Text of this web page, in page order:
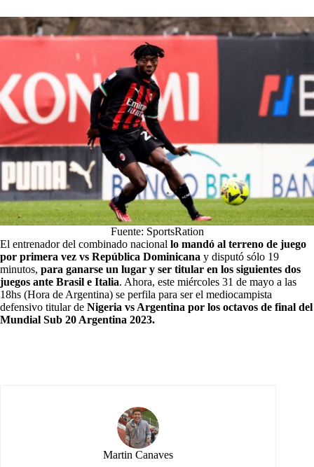
Fuente: SportsRation
El entrenador del combinado nacional lo mandó al terreno de juego
por primera vez vs República Dominicana y disputó sólo 19
minutos, para ganarse un lugar y ser titular en los siguientes dos
juegos ante Brasil e Italia. Ahora, este miércoles 31 de mayo a las
18hs (Hora de Argentina) se perfila para ser el mediocampista
defensivo titular de Nigeria vs Argentina por los octavos de final del
Mundial Sub 20 Argentina 2023.
Martin Canaves